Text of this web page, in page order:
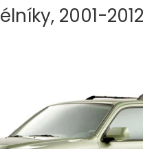
2001-2012